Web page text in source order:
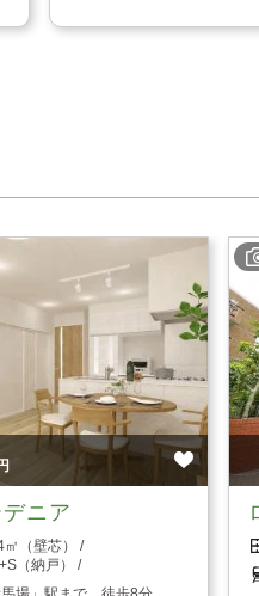
ニア
（壁芯）
（納戸）